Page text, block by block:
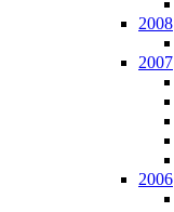
2008
2007
2006